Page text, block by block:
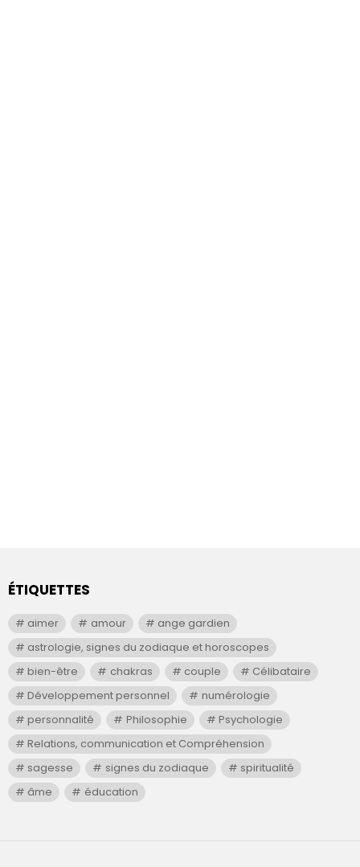
ÉTIQUETTES
aimer amour
ange gardien
astrologie, signes du zodiaque et horoscopes
bien-être
chakras couple
Célibataire
Développement personnel
numérologie
personnalité
Philosophie
Psychologie
Relations, communication et Compréhension
sagesse
signes du zodiaque
spiritualité
âme
éducation